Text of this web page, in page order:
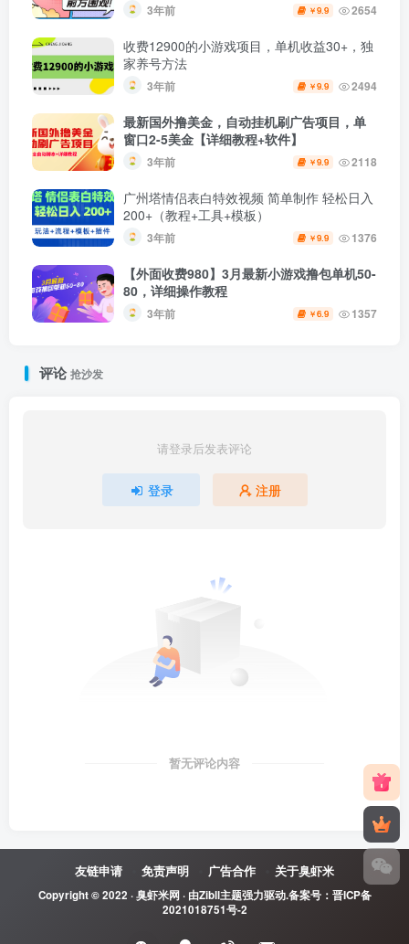
3年前 ￥9.9 2654
收费12900的小游戏项目，单机收益30+，独
家养号方法
3年前 ￥9.9 2494
最新国外撸美金，自动挂机刷广告项目，单
窗口2-5美金【详细教程+软件】
3年前 ￥9.9 2118
广州塔情侣表白特效视频 简单制作 轻松日入
200+（教程+工具+模板）
3年前 ￥9.9 1376
【外面收费980】3月最新小游戏撸包单机50-
80，详细操作教程
3年前 ￥6.9 1357
评论抢沙发
请登录后发表评论
登录 注册
暂无评论内容
友链申请 免责声明 广告合作 关于臭虾米
Copyright © 2022 ·臭虾米网· 由Zibll主题强力驱动.备案号： 晋ICP备
2021018751号-2